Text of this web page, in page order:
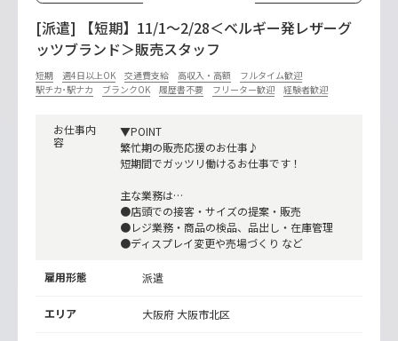
[派遣] 【短期】11/1～2/28＜ベルギー発レザーグ
ッツブランド＞販売スタッフ
短期 週4日以上OK 交通費支給 高収入・高額
フルタイム歓迎
駅チカ･駅ナカ
ブランクOK 履歴書不要 フリーター歓迎 経験者歓迎
お仕事内
容
▼POINT
繁忙期の販売応援のお仕事♪
短期間でガッツリ働けるお仕事です！
主な業務は…
●店頭での接客・サイズの提案・販売
●レジ業務・商品の検品、品出し・在庫管理
●ディスプレイ変更や売場づくり など
雇用形態 派遣
エリア 大阪府 大阪市北区